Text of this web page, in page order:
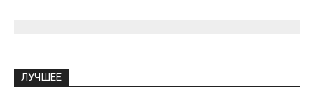
ЛУЧШЕЕ